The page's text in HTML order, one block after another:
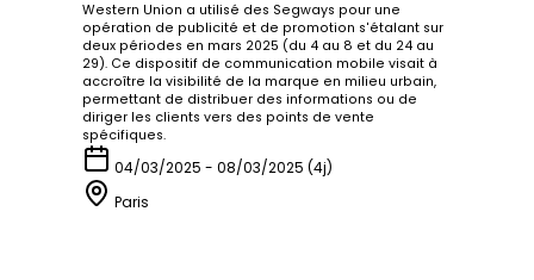
Western Union a utilisé des Segways pour une
opération de publicité et de promotion s'étalant sur
deux périodes en mars 2025 (du 4 au 8 et du 24 au
29). Ce dispositif de communication mobile visait à
accroître la visibilité de la marque en milieu urbain,
permettant de distribuer des informations ou de
diriger les clients vers des points de vente
spécifiques.
04/03/2025 - 08/03/2025 (4j)
Paris